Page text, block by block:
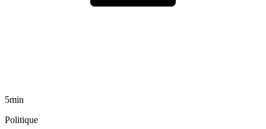
5min
Politique